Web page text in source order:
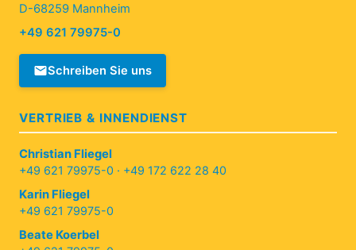
D-68259 Mannheim
+49 621 79975-0
Schreiben Sie uns
VERTRIEB & INNENDIENST
Christian Fliegel
+49 621 79975-0 · +49 172 622 28 40
Karin Fliegel
+49 621 79975-0
Beate Koerbel